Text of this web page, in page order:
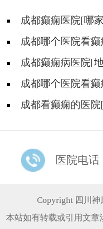
成都癫痫医院[哪
成都哪个医院看
不良反应是什么?
成都癫痫病医院[
调整?成都哪个医院看
有发作?
成都看癫痫的医
医院电话
Copyright 四川
本站如有转载或引用文